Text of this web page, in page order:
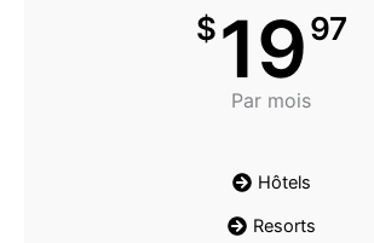
$1997
Par mois
Hôtels
Resorts